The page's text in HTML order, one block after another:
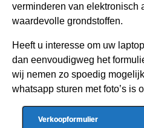
verminderen van elektronisch
waardevolle grondstoffen.
Heeft u interesse om uw
dan eenvoudigweg het
wij nemen zo spoedig
whatsapp sturen met foto’s is
Verkoopformulier